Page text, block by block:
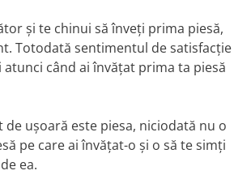
și te chinui să înveți prima piesă,
Totodată sentimentul de satisfacție
atunci când ai învățat prima ta piesă
de ușoară este piesa, niciodată nu o
pe care ai învățat-o și o să te simți
ea.